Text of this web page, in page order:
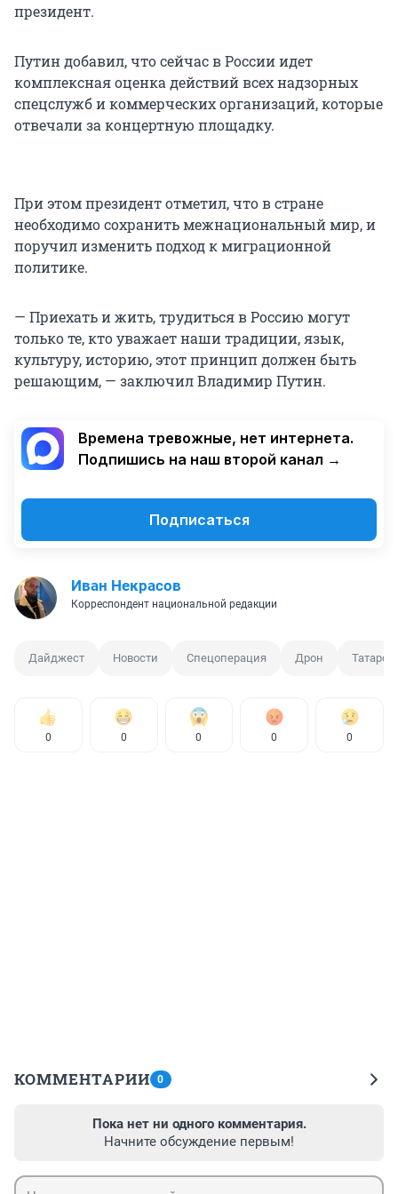
президент.
Путин добавил, что сейчас в России идет
комплексная оценка действий всех надзорных
спецслужб и коммерческих организаций, которые
отвечали за концертную площадку.
При этом президент отметил, что в стране
необходимо сохранить межнациональный мир, и
поручил изменить подход к миграционной
политике.
— Приехать и жить, трудиться в Россию могут
только те, кто уважает наши традиции, язык,
культуру, историю, этот принцип должен быть
решающим, — заключил Владимир Путин.
Времена тревожные, нет интернета.
Подпишись на наш второй канал →
Подписаться
Иван Некрасов
Корреспондент национальной редакции
Дайджест Новости Спецоперация Дрон
0 0 0 0 0
КОММЕНТАРИИ 0
Пока нет ни одного комментария.
Начните обсуждение первым!